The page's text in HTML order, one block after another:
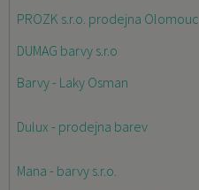
PROZK s.r.o. prodejna Olomouc
DUMAG barvy s.r.o
Barvy - Laky Osman
Dulux - prodejna barev
Mana - barvy s.r.o.